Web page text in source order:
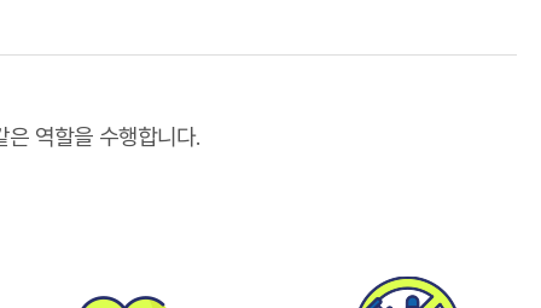
역할을 수행합니다.